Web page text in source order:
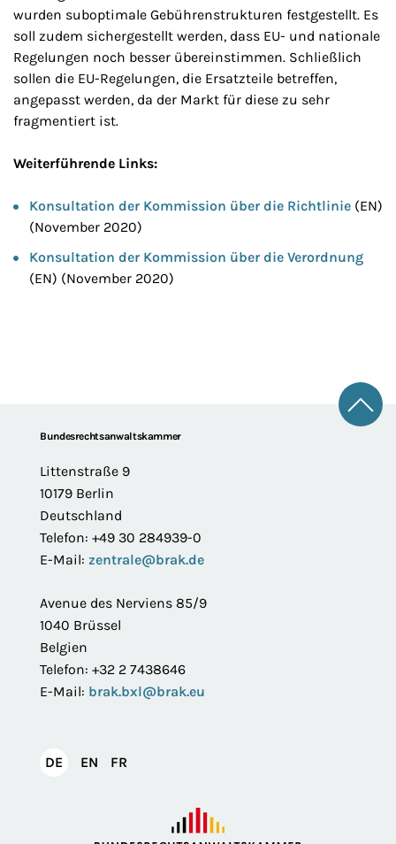
wurden suboptimale Gebührenstrukturen festgestellt. Es
soll zudem sichergestellt werden, dass EU- und nationale
Regelungen noch besser übereinstimmen. Schließlich
sollen die EU-Regelungen, die Ersatzteile betreffen,
angepasst werden, da der Markt für diese zu sehr
fragmentiert ist.
Weiterführende Links:
Konsultation der Kommission über die Richtlinie (EN)
(November 2020)
Konsultation der Kommission über die Verordnung
(EN) (November 2020)
FooterBundesrechtsanwaltskammer
Littenstraße 9
10179 Berlin
Deutschland
Telefon: +49 30 284939-0
E-Mail: zentrale@brak.de
Avenue des Nerviens 85/9
1040 Brüssel
Belgien
Telefon: +32 2 7438646
E-Mail: brak.bxl@brak.eu
DEDeutsch
EN English
FR